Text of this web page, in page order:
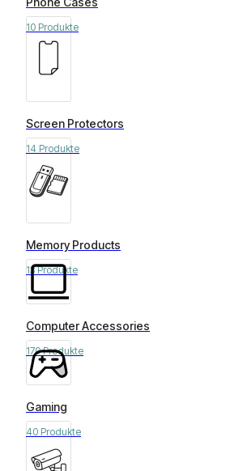
10 Produkte
Screen Protectors
14 Produkte
Memory Products
13 Produkte
Computer Accessories
170 Produkte
Gaming
40 Produkte